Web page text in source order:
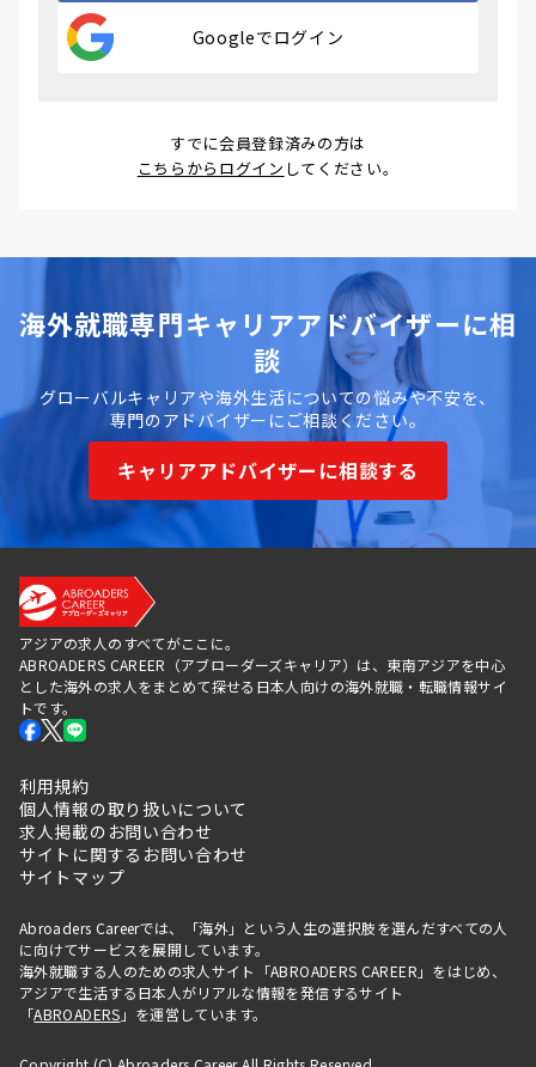
Googleでログイン
すでに会員登録済みの方は
こちらからログイン してください。
海外就職専門キャリアアドバイザーに相
談
グローバルキャリアや海外生活についての悩みや不安を、
専門のアドバイザーにご相談ください。
キャリアアドバイザーに相談する
アジアの求人のすべてがここに。
ABROADERS CAREER（アブローダーズキャリア）は、東南アジアを中心
とした海外の求人をまとめて探せる日本人向けの海外就職・転職情報サイ
トです。
利用規約
個人情報の取り扱いについて
求人掲載のお問い合わせ
サイトに関するお問い合わせ
サイトマップ
Abroaders Careerでは、「海外」という人生の選択肢を選んだすべての人
に向けてサービスを展開しています。
海外就職する人のための求人サイト「ABROADERS CAREER」をはじめ、
アジアで生活する日本人がリアルな情報を発信するサイト
「ABROADERS 」を運営しています。